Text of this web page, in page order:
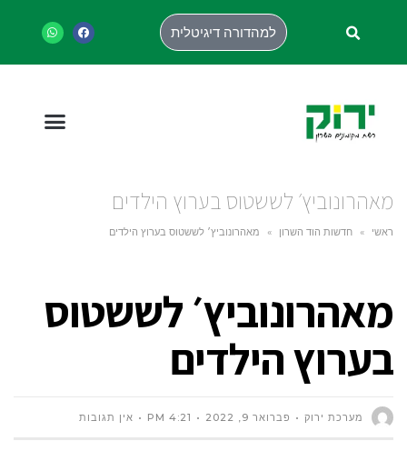
למהדורה דיגיטלית
מאהרונוביץ׳ לששטוס בערוץ הילדים
ראשי » חדשות הוד השרון » מאהרונוביץ׳ לששטוס בערוץ הילדים
מאהרונוביץ׳ לששטוס
בערוץ הילדים
מערכת ירוק פברואר 9, 2022 4:21 PM אין תגובות